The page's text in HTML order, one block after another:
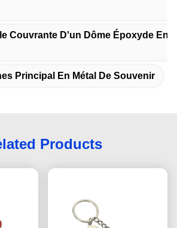
Couvrante D'un Dôme Époxyde En
Principal En Métal De Souvenir
Products